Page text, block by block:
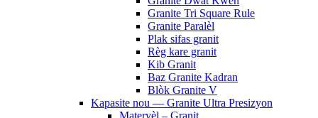
Granite Tri Square Rule
Granite Paralèl
Plak sifas granit
Règ kare granit
Kib Granit
Baz Granite Kadran
Blòk Granite V
Kapasite nou — Granite Ultra Presizyon
Materyèl – Granit